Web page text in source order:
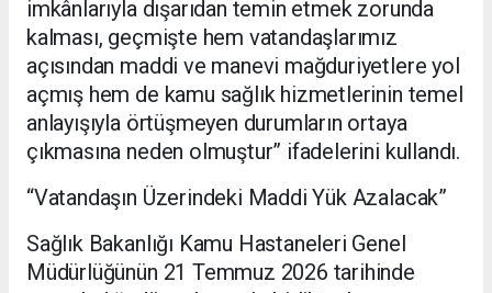
imkânlarıyla dışarıdan temin etmek zorunda
kalması, geçmişte hem vatandaşlarımız
açısından maddi ve manevi mağduriyetlere yol
açmış hem de kamu sağlık hizmetlerinin temel
anlayışıyla örtüşmeyen durumların ortaya
çıkmasına neden olmuştur” ifadelerini kullandı.
“Vatandaşın Üzerindeki Maddi Yük Azalacak”
Sağlık Bakanlığı Kamu Hastaneleri Genel
Müdürlüğünün 21 Temmuz 2026 tarihinde